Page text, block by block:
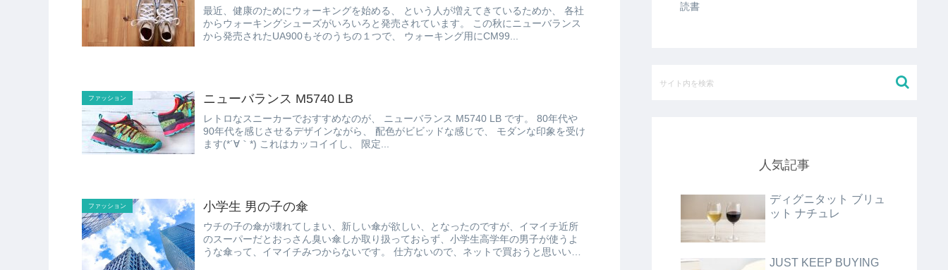
最近、健康のためにウォーキングを始める、 という人が増えてきているためか、 各社
からウォーキングシューズがいろいろと発売されています。 この秋にニューバランス
から発売されたUA900もそのうちの１つで、 ウォーキング用にCM99...
ファッション ニューバランス M5740 LB
レトロなスニーカーでおすすめなのが、 ニューバランス M5740 LB です。 80年代や
90年代を感じさせるデザインながら、 配色がビビッドな感じで、 モダンな印象を受け
ます(*´∀｀*) これはカッコイイし、 限定...
ファッション 小学生 男の子の傘
ウチの子の傘が壊れてしまい、新しい傘が欲しい、となったのですが、イマイチ近所
のスーパーだとおっさん臭い傘しか取り扱っておらず、小学生高学年の男子が使うよ
うな傘って、イマイチみつからないです。 仕方ないので、ネットで買おうと思いいろ
読書
人気記事
ディグニタット ブリュ
ット ナチュレ
JUST KEEP BUYING